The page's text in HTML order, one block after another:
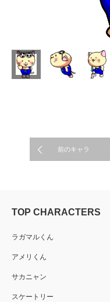
前のキャラ
SPORA
TOP CHARACTERS
ラガマルくん
アメリくん
サカニャン
スケートリー